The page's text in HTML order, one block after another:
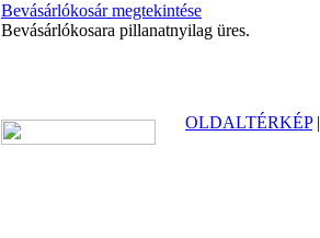
Bevásárlókosár megtekintése
Bevásárlókosara pillanatnyilag üres.
OLDALTÉRKÉP|